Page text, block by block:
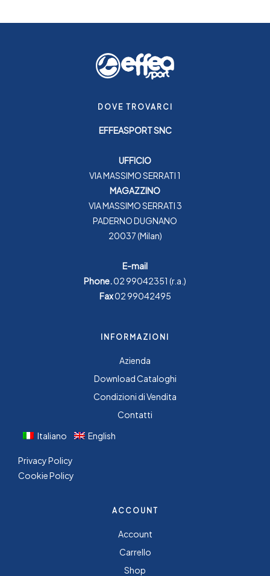
DOVE TROVARCI
EFFEASPORT SNC
UFFICIO
VIA MASSIMO SERRATI 1
MAGAZZINO
VIA MASSIMO SERRATI 3
PADERNO DUGNANO
20037 (Milan)
E-mail
Phone.02 99042351 (r.a.)
Fax02 99042495
INFORMAZIONI
Azienda
Download Cataloghi
Condizioni di Vendita
Contatti
Italiano
English
Privacy Policy
Cookie Policy
ACCOUNT
Account
Carrello
Shop